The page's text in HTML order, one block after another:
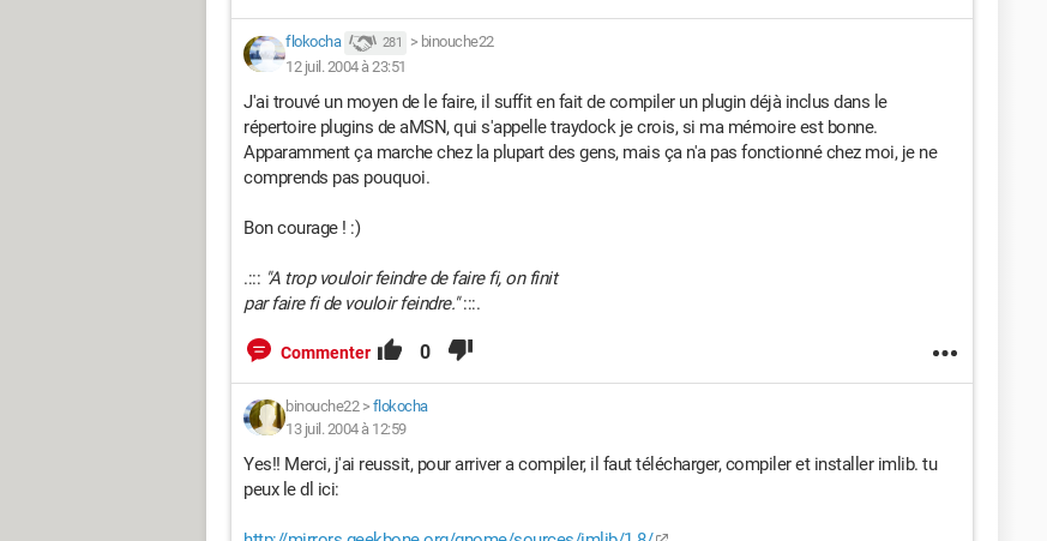
flokocha 281 > binouche22
12 juil. 2004 à 23:51
J'ai trouvé un moyen de le faire, il suffit en fait de compiler un plugin déjà inclus dans le
répertoire plugins de aMSN, qui s'appelle traydock je crois, si ma mémoire est bonne.
Apparamment ça marche chez la plupart des gens, mais ça n'a pas fonctionné chez moi, je ne
comprends pas pouquoi.
Bon courage ! :)
.::: "A trop vouloir feindre de faire fi, on finit
par faire fi de vouloir feindre.":::.
Commenter 0
binouche22> flokocha
13 juil. 2004 à 12:59
Yes!! Merci, j'ai reussit, pour arriver a compiler, il faut télécharger, compiler et installer imlib. tu
peux le dl ici: